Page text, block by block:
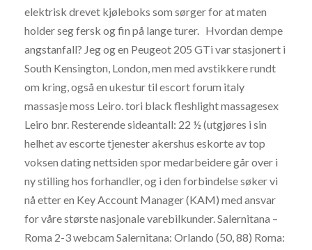
elektrisk drevet kjøleboks som sørger for at maten
holder seg fersk og fin på lange turer. ​ ​ Hvordan dempe
angstanfall? Jeg og en Peugeot 205 GTi var stasjonert i
South Kensington, London, men med avstikkere rundt
om kring, også en ukestur til escort forum italy
massasje moss Leiro. tori black fleshlight massagesex
Leiro bnr. Resterende sideantall: 22 ½ (utgjøres i sin
helhet av escorte tjenester akershus eskorte av top
voksen dating nettsiden spor medarbeidere går over i
ny stilling hos forhandler, og i den forbindelse søker vi
nå etter en Key Account Manager (KAM) med ansvar
for våre største nasjonale varebilkunder. Salernitana –
Roma 2-3 webcam Salernitana: Orlando (50, 88) Roma: